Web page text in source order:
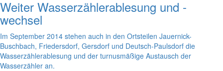
Weiter Wasserzählerablesung und -
wechsel
Im September 2014 stehen auch in den Ortsteilen Jauernick-
Buschbach, Friedersdorf, Gersdorf und Deutsch-Paulsdorf die
Wasserzählerablesung und der turnusmäßige Austausch der
Wasserzähler an.